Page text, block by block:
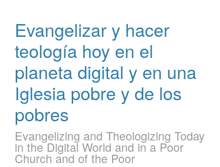
Evangelizar y hacer
teología hoy en el
planeta digital y en una
Iglesia pobre y de los
pobres
Evangelizing and Theologizing Today
in the Digital World and in a Poor
Church and of the Poor